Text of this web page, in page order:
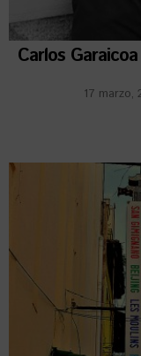
Carlos
17 marzo,